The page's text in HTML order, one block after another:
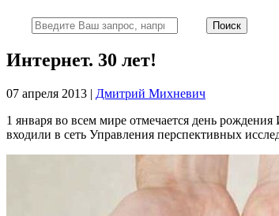
Интернет. 30 лет!
07 апреля 2013 | Дмитрий Михневич
1 января во всем мире отмечается день
входили в сеть Управления перспективных